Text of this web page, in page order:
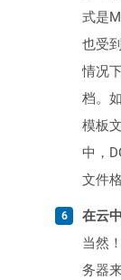
式是
也受
情况
档。
模板
中，
文件
在云
当然
务器